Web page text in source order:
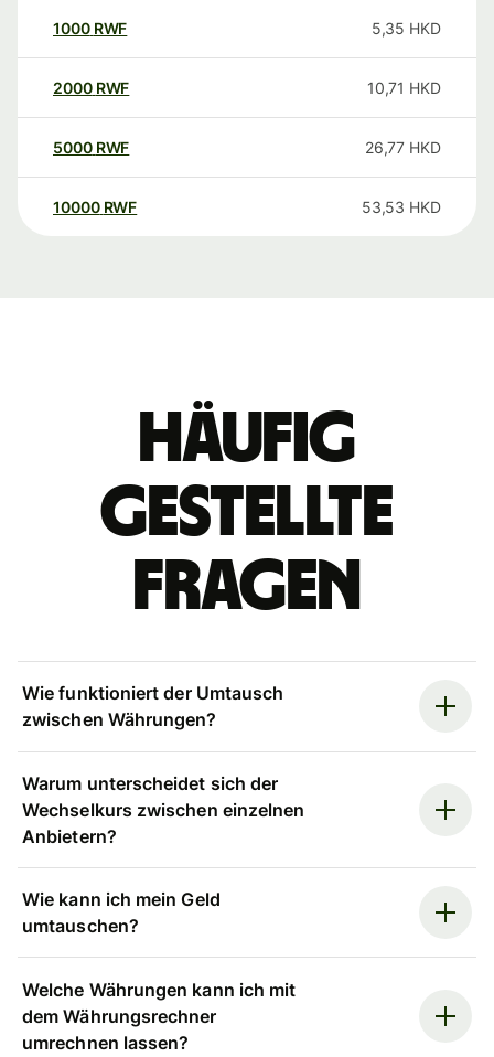
1000 RWF 5,35 HKD
2000 RWF 10,71 HKD
5000 RWF 26,77 HKD
10000 RWF 53,53 HKD
Häufig
gestellte
Fragen
Wie funktioniert der Umtausch
zwischen Währungen?
Warum unterscheidet sich der
Wechselkurs zwischen einzelnen
Anbietern?
Wie kann ich mein Geld
umtauschen?
Welche Währungen kann ich mit
dem Währungsrechner
umrechnen lassen?